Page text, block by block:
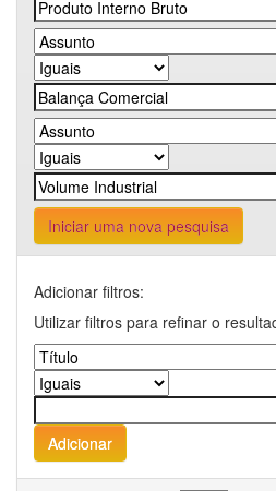
Iniciar uma nova pesquisa
Adicionar filtros:
Utilizar filtros para refinar o